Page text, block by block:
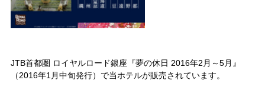
JTB首都圏 ロイヤルロード銀座『夢の休日 2016年2月～5月』
（2016年1月中旬発行）で当ホテルが販売されています。